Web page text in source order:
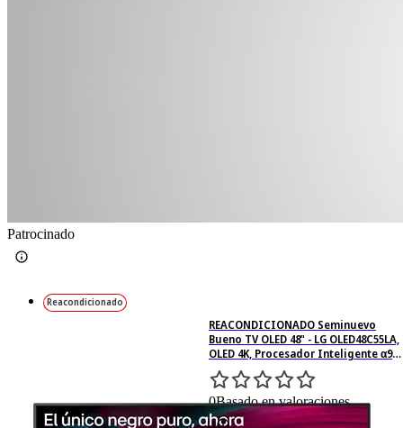
Patrocinado
Reacondicionado
REACONDICIONADO Seminuevo
Bueno TV OLED 48" - LG OLED48C55LA,
OLED 4K, Procesador Inteligente α9
AI Processor 4K Gen8, Smart TV, DVB-
T2 (H.265), Negro
0Basado en valoraciones